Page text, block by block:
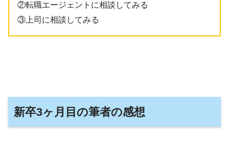
②転職エージェントに相談してみる
③上司に相談してみる
新卒3ヶ月目の筆者の感想